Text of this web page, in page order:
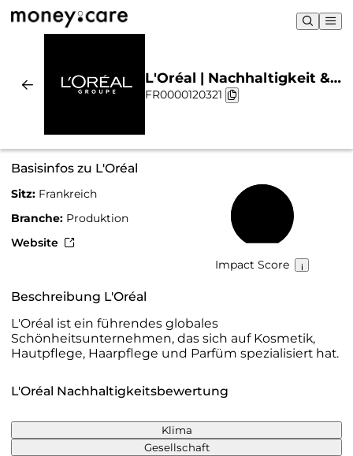
L'Oréal | Nachhaltigkeit &
Chart
FR0000120321
Basisinfos zu L'Oréal
Sitz: Frankreich
Branche: Produktion
Website
Impact Score
Beschreibung L'Oréal
L'Oréal ist ein führendes globales
Schönheitsunternehmen, das sich auf Kosmetik,
Hautpflege, Haarpflege und Parfüm spezialisiert hat.
L'Oréal Nachhaltigkeitsbewertung
Klima
Gesellschaft